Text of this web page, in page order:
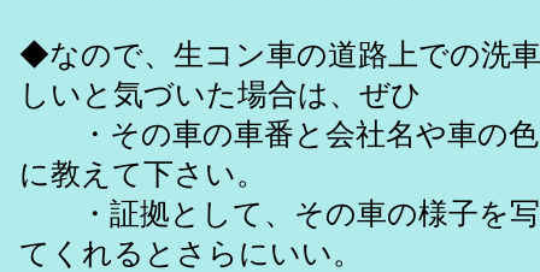
◆なので、生コン車の道路上での洗
しいと気づいた場合は、ぜひ
・その車の車番と会社名や車の色
に教えて下さい。
・証拠として、その車の様子を写
てくれるとさらにいい。